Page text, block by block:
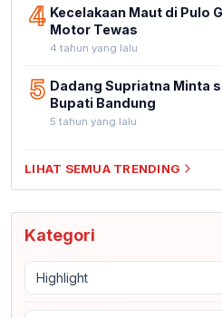
4 Kecelakaan Maut di Pulo
Motor Tewas
4 tahun yang lalu
5 Dadang Supriatna Minta
Bupati Bandung
5 tahun yang lalu
LIHAT SEMUA TRENDING
Kategori
Highlight